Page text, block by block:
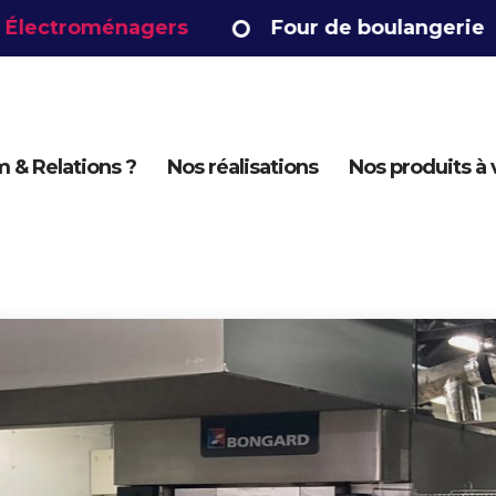
Four de boulangerie
& Relations ? Nos réalisations
Nos produits à